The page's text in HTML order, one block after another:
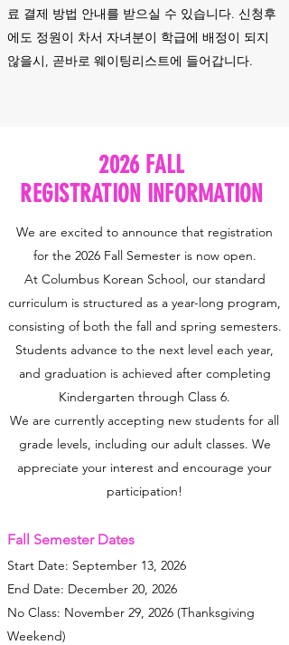
료 결제 방법 안내를 받으실 수 있습니다. 신청후
에도 정원이 차서 자녀분이 학급에 배정이 되지
않을시, 곧바로 웨이팅리스트에 들어갑니다.
2026 FALL
REGISTRATION INFORMATION
We are excited to announce that registration
for the 2026 Fall Semester is now open.
At Columbus Korean School, our standard
curriculum is structured as a year-long program,
consisting of both the fall and spring semesters.
Students advance to the next level each year,
and graduation is achieved after completing
Kindergarten through Class 6.
We are currently accepting new students for all
grade levels, including our adult classes. We
appreciate your interest and encourage your
participation!
Fall Semester Dates
Start Date: September 13, 2026
End Date: December 20, 2026
No Class: November 29, 2026 (Thanksgiving
Weekend)